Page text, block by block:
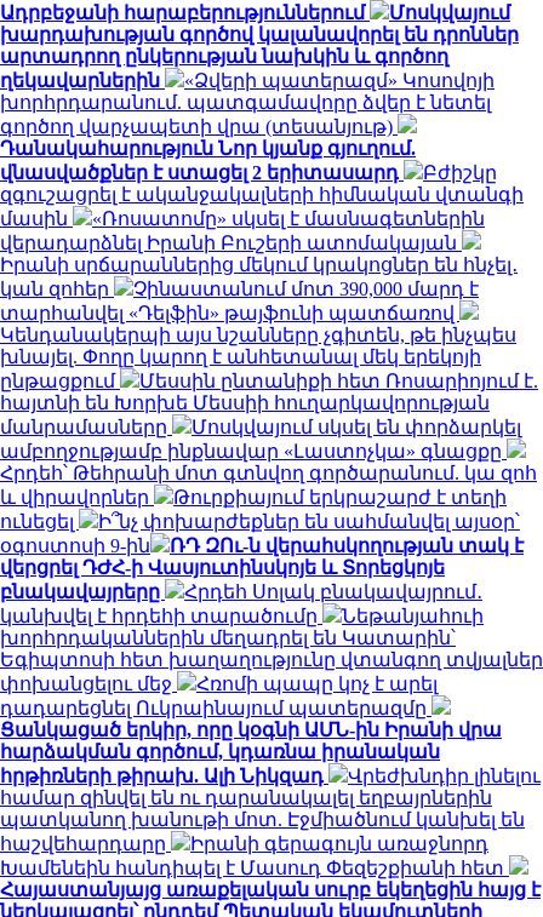
Ադրբեջանի հարաբերություններում
Մոսկվայում
խարդախության գործով կալանավորել են դրոններ
արտադրող ընկերության նախկին և գործող
ղեկավարներին
«Ձվերի պատերազմ» Կոսովոյի
խորհրդարանում. պատգամավորը ձվեր է նետել
գործող վարչապետի վրա (տեսանյութ)
Դանակահարություն Նոր կյանք գյուղում.
վնասվածքներ է ստացել 2 երիտասարդ
Բժիշկը
զգուշացրել է ականջակալների հիմնական վտանգի
մասին
«Ռոսատոմը» սկսել է մասնագետներին
վերադարձնել Իրանի Բուշերի ատոմակայան
Իրանի սրճարաններից մեկում կրակոցներ են հնչել․
կան զոհեր
Չինաստանում մոտ 390,000 մարդ է
տարհանվել «Դելֆին» թայֆունի պատճառով
Կենդանակերպի այս նշանները չգիտեն, թե ինչպես
խնայել. Փողը կարող է անհետանալ մեկ երեկոյի
ընթացքում
Մեսսին ընտանիքի հետ Ռոսարիոյում է.
հայտնի են Խորխե Մեսսիի հուղարկավորության
մանրամասները
Մոսկվայում սկսել են փորձարկել
ամբողջությամբ ինքնավար «Լաստոչկա» գնացքը
Հրդեհ՝ Թեհրանի մոտ գտնվող գործարանում. կա զոհ
և վիրավորներ
Թուրքիայում երկրաշարժ է տեղի
ունեցել
Ի՞նչ փոխարժեքներ են սահմանվել այսօր՝
օգոստոսի 9-ին
ՌԴ ԶՈւ-ն վերահսկողության տակ է
վերցրել ԴԺՀ-ի Վասյուտինսկոյե և Տորեցկոյե
բնակավայրերը
Հրդեհ Սոլակ բնակավայրում․
կանխվել է հրդեհի տարածումը
Նեթանյահուի
խորհրդականներին մեղադրել են Կատարին՝
Եգիպտոսի հետ խաղաղությունը վտանգող տվյալներ
փոխանցելու մեջ
Հռոմի պապը կոչ է արել
դադարեցնել Ուկրաինայում պատերազմը
Ցանկացած երկիր, որը կօգնի ԱՄՆ-ին Իրանի վրա
հարձակման գործում, կդառնա իրանական
հրթիռների թիրախ. Ալի Նիկզադ
Վրեժխնդիր լինելու
համար զինվել են ու դարանակալել եղբայրներին
պատկանող խանութի մոտ. Էջմիածնում կանխել են
հաշվեհարդարը
Իրանի գերագույն առաջնորդ
Խամենեին հանդիպել է Մասուդ Փեզեշքիանի հետ
Հայաստանյայց առաքելական սուրբ եկեղեցին հայց է
ներկայացրել՝ ընդդեմ Պետական եկամուտների